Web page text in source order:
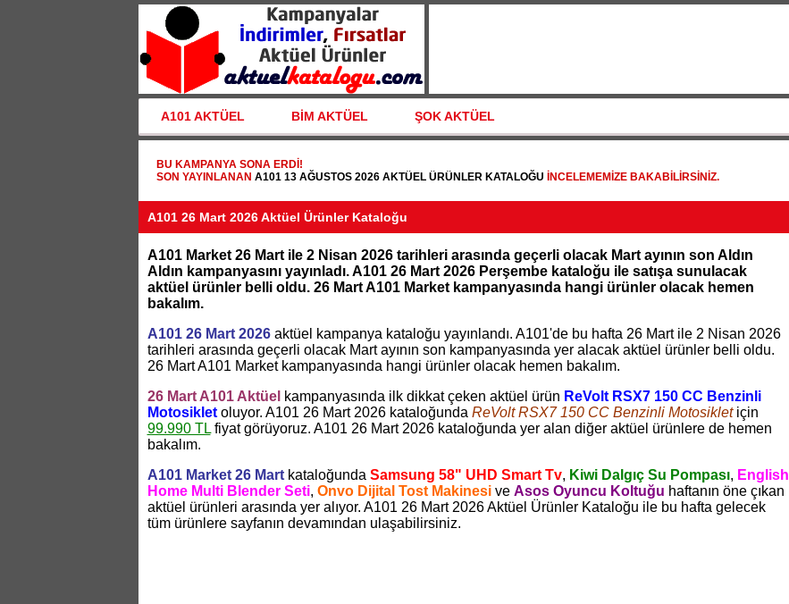
A101 AKTÜEL BİM AKTÜEL ŞOK AKTÜEL
BU KAMPANYA SONA ERDI!
SON YAYINLANAN A101 13 AĞUSTOS 2026 AKTÜEL ÜRÜNLER KATALOĞU INCELEMEMIZE BAKABILIRSINIZ.
A101 26 Mart 2026 Aktüel Ürünler Kataloğu
A101 Market 26 Mart ile 2 Nisan 2026 tarihleri arasında geçerli olacak Mart ayının son Aldın
Aldın kampanyasını yayınladı. A101 26 Mart 2026 Perşembe kataloğu ile satışa sunulacak
aktüel ürünler belli oldu. 26 Mart A101 Market kampanyasında hangi ürünler olacak hemen
bakalım.
A101 26 Mart 2026aktüel kampanya kataloğu yayınlandı. A101'de bu hafta 26 Mart ile 2 Nisan 2026
tarihleri arasında geçerli olacak Mart ayının son kampanyasında yer alacak aktüel ürünler belli oldu.
26 Mart A101 Market kampanyasında hangi ürünler olacak hemen bakalım.
26 Mart A101 Aktüel kampanyasında ilk dikkat çeken aktüel ürün ReVolt RSX7 150 CC Benzinli
Motosikletoluyor. A101 26 Mart 2026 kataloğunda ReVolt RSX7 150 CC Benzinli Motosikletiçin
99.990 TLfiyat görüyoruz. A101 26 Mart 2026 kataloğunda yer alan diğer aktüel ürünlere de hemen
bakalım.
A101 Market 26 Martkataloğunda Samsung 58" UHD Smart Tv, Kiwi Dalgıç Su Pompası, English
Home Multi Blender Seti, Onvo Dijital Tost Makinesive Asos Oyuncu Koltuğu haftanın öne çıkan
aktüel ürünleri arasında yer alıyor. A101 26 Mart 2026 Aktüel Ürünler Kataloğu ile bu hafta gelecek
tüm ürünlere sayfanın devamından ulaşabilirsiniz.